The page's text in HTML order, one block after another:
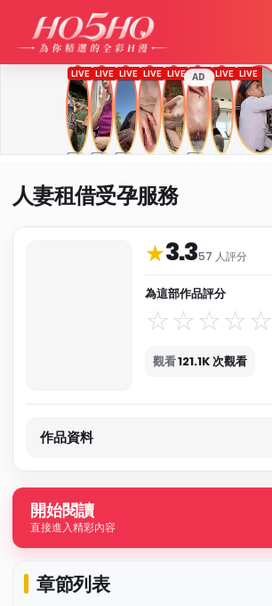
AD
人妻租借受孕服務
★3.357 人評分
為這部作品評分
觀看121.1K 次觀看
作品資料與分類
作品資料
開始閱讀
直接進入精彩內容
章節列表